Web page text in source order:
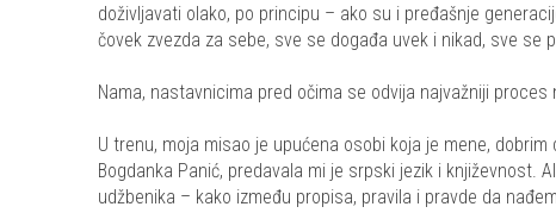
doživljavati olako, po principu – ako su i pređašnje
čovek zvezda za sebe, sve se događa uvek i nikad, sve se
Nama, nastavnicima pred očima se odvija najvažniji proces
U trenu, moja misao je upućena osobi koja je mene,
Bogdanka Panić, predavala mi je srpski jezik i književnost.
udžbenika – kako između propisa, pravila i pravde da